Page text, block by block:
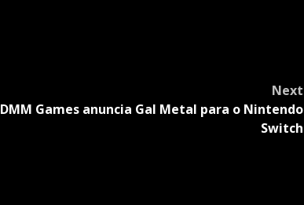
Next
DMM Games anuncia Gal Metal para o Nintendo
Switch